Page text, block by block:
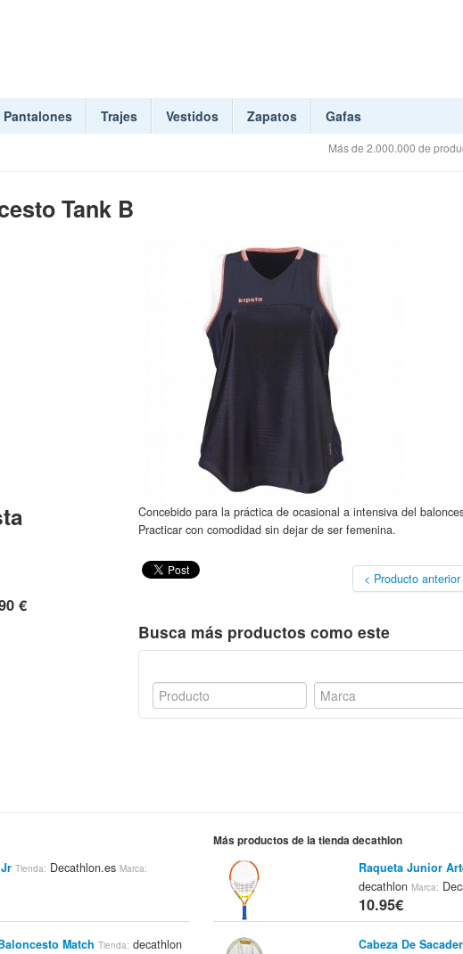
Pantalones Trajes Vestidos Zapatos Gafas
Más de 2.000.000 de
Tank B
€
Concebido para la práctica de ocasional a intensiva del
Practicar con comodidad sin dejar de ser femenina.
< Producto anterior
Busca más productos como este
Tienda: Decathlon.esMarca:
Match Tienda: decathlon
Más productos de la tienda decathlon
Raqueta Junior
decathlon Marca:
10.95€
Cabeza De